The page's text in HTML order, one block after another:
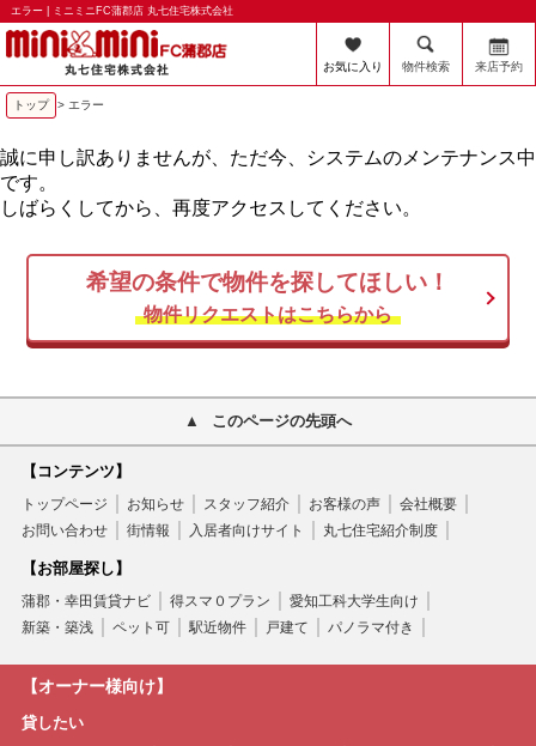
エラー | ミニミニFC蒲郡店 丸七住宅株式会社
お気に入り 物件検索 来店予約
トップ > エラー
誠に申し訳ありませんが、ただ今、システムのメンテナンス中
です。
しばらくしてから、再度アクセスしてください。
希望の条件で物件を探してほしい！
物件リクエストはこちらから
このページの先頭へ
【コンテンツ】
トップページ お知らせ スタッフ紹介 お客様の声
会社概要
お問い合わせ
街情報 入居者向けサイト 丸七住宅紹介制度
【お部屋探し】
蒲郡・幸田賃貸ナビ 得スマ０プラン
愛知工科大学生向け
新築・築浅
ペット可 駅近物件 戸建て パノラマ付き
【オーナー様向け】
貸したい